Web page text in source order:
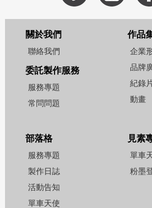
關於我們
聯絡我們
委託製作服務
服務專題
常問問題
作品
企業
品牌
紀錄
動畫
部落格
服務專題
製作日誌
活動告知
單車天使
見素
單車
粉墨